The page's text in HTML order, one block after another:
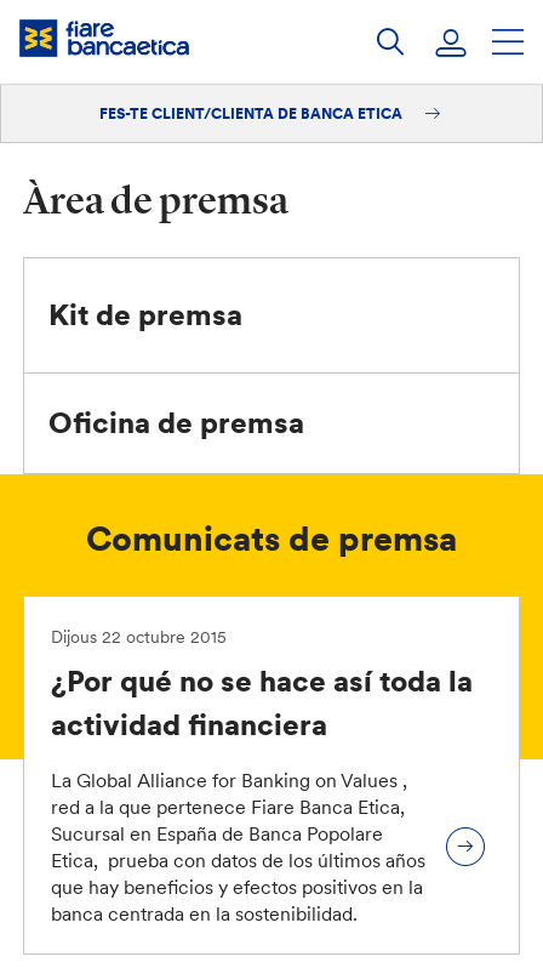
Salta
Iniciar sessió
Fes-te'n client/clienta
FES-TE CLIENT/CLIENTA DE BANCA ETICA
Àrea de premsa
Kit de premsa
Oficina de premsa
Comunicats de premsa
Dijous 22 octubre 2015
¿Por qué no se hace así toda la
actividad financiera
La Global Alliance for Banking on Values ,
red a la que pertenece Fiare Banca Etica,
Sucursal en España de Banca Popolare
Etica, prueba con datos de los últimos años
que hay beneficios y efectos positivos en la
banca centrada en la sostenibilidad.